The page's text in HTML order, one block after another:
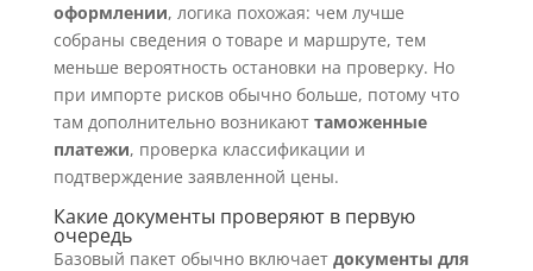
оформлении, логика похожая: чем лучше
собраны сведения о товаре и маршруте, тем
меньше вероятность остановки на проверку. Но
при импорте рисков обычно больше, потому что
там дополнительно возникают таможенные
платежи, проверка классификации и
подтверждение заявленной цены.
Какие документы проверяют в первую
очередь
Базовый пакет обычно включает документы для